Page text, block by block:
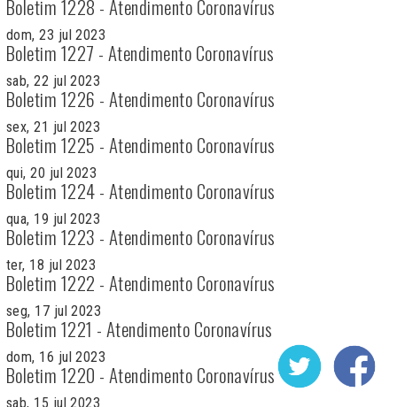
Boletim 1228 - Atendimento Coronavírus
dom, 23 jul 2023
Boletim 1227 - Atendimento Coronavírus
sab, 22 jul 2023
Boletim 1226 - Atendimento Coronavírus
sex, 21 jul 2023
Boletim 1225 - Atendimento Coronavírus
qui, 20 jul 2023
Boletim 1224 - Atendimento Coronavírus
qua, 19 jul 2023
Boletim 1223 - Atendimento Coronavírus
ter, 18 jul 2023
Boletim 1222 - Atendimento Coronavírus
seg, 17 jul 2023
Boletim 1221 - Atendimento Coronavírus
dom, 16 jul 2023
Boletim 1220 - Atendimento Coronavírus
sab, 15 jul 2023